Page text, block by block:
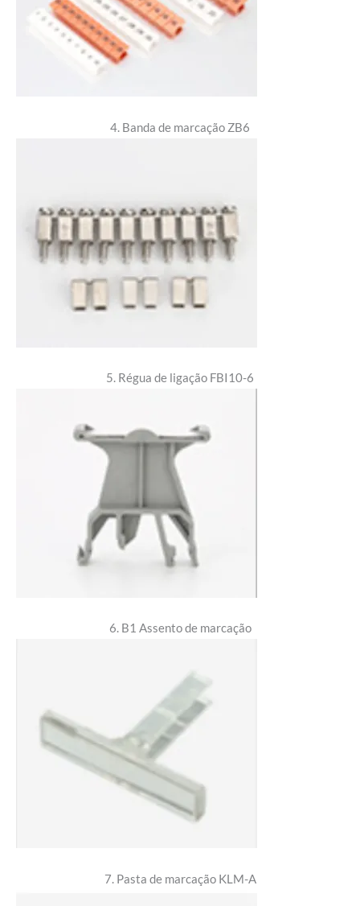
4. Banda de marcação ZB6
5. Régua de ligação FBI10-6
6. B1 Assento de marcação
7. Pasta de marcação KLM-A